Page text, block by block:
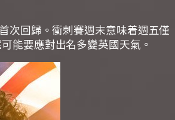
次回歸。衝刺賽週末意味着週五僅
能要應對出名多變英國天氣。